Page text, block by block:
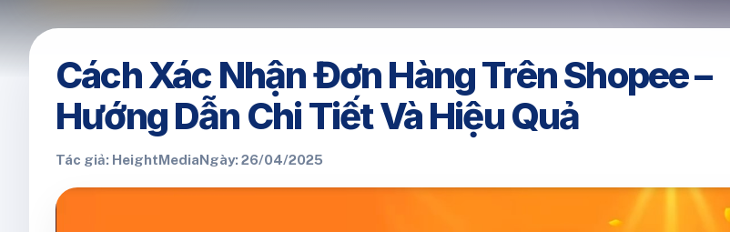
Cách Xác Nhận Đơn Hàng Trên Shopee –
Hướng Dẫn Chi Tiết Và Hiệu Quả
Tác giả: HeightMediaNgày: 26/04/2025